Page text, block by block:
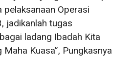
pelaksanaan Operasi
jadikanlah tugas
ladang Ibadah Kita
Kuasa”, Pungkasnya